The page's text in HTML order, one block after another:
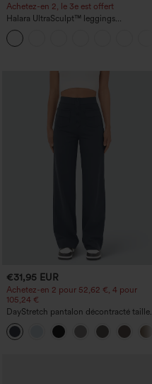
Achetez-en 2, le 3e est offert
Halara UltraSculpt™ leggings
d'entraînement taille haute — fronces
liftantes pour le fessier, maintien gainant
du ventre et poche
€31,95 EUR
Achetez-en 2 pour 52,62 €, 4 pour
105,24 €
DayStretch pantalon décontracté taille
haute avec poches et coupe droite